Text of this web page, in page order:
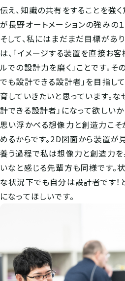
伝え、知識の共有をすることを強
が長野オートメーションの強みの
そして、私にはまだまだ目標があ
は、「イメージする装置を直接お
ルでの設計力を磨く」ことです。
でも設計できる設計者」を目指し
育していきたいと思っています。
計できる設計者」になって欲しい
思い浮かべる想像力と創造力こそ
めるからです。2D図面から装置が
養う過程で私は想像力と創造力を
いなと感じる先輩方も同様です。
な状況下でも自分は設計者です！
になってほしいです。